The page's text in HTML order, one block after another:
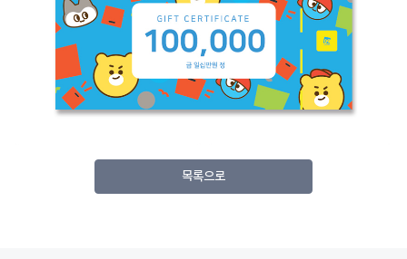
목록으로